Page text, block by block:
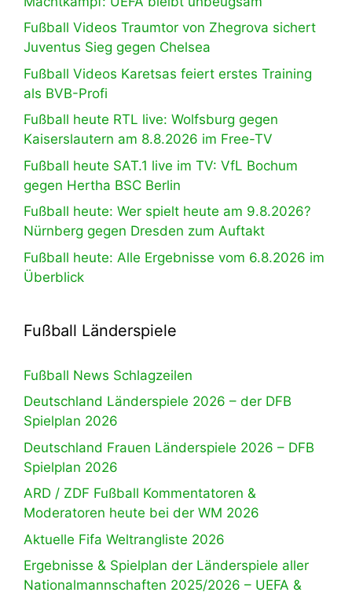
Fußball Videos Traumtor von Zhegrova sichert
Juventus Sieg gegen Chelsea
Fußball Videos Karetsas feiert erstes Training
als BVB-Profi
Fußball heute RTL live: Wolfsburg gegen
Kaiserslautern am 8.8.2026 im Free-TV
Fußball heute SAT.1 live im TV: VfL Bochum
gegen Hertha BSC Berlin
Fußball heute: Wer spielt heute am 9.8.2026?
Nürnberg gegen Dresden zum Auftakt
Fußball heute: Alle Ergebnisse vom 6.8.2026 im
Überblick
Fußball Länderspiele
Fußball News Schlagzeilen
Deutschland Länderspiele 2026 – der DFB
Spielplan 2026
Deutschland Frauen Länderspiele 2026 – DFB
Spielplan 2026
ARD / ZDF Fußball Kommentatoren &
Moderatoren heute bei der WM 2026
Aktuelle Fifa Weltrangliste 2026
Ergebnisse & Spielplan der Länderspiele aller
Nationalmannschaften 2025/2026 – UEFA &